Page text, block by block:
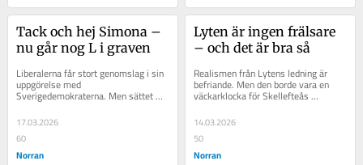
Tack och hej Simona –
nu går nog L i graven
Liberalerna får stort genomslag i sin
uppgörelse med
Sverigedemokraterna. Men sättet
beslutet tagits på skapar djup
misstro – och väljare från...
17.03.2026
60
Norran
Lyten är ingen frälsare
– och det är bra så
Realismen från Lytens ledning är
befriande. Men den borde vara en
väckarklocka för Skellefteås
läggas i...
14.03.2026
50
Norran